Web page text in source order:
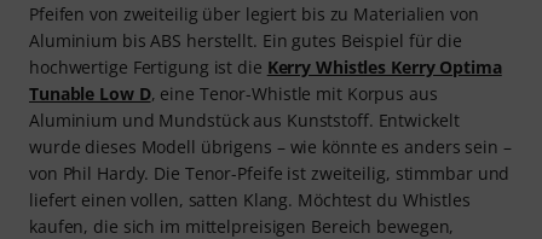
Pfeifen von zweiteilig über legiert bis zu Materialien von
Aluminium bis ABS herstellt. Ein gutes Beispiel für die
hochwertige Fertigung ist die Kerry Whistles Kerry Optima
Tunable Low D, eine Tenor-Whistle mit Korpus aus
Aluminium und Mundstück aus Kunststoff. Entwickelt
wurde dieses Modell übrigens – wie könnte es anders sein –
von Phil Hardy. Die Tenor-Pfeife ist zweiteilig, stimmbar und
liefert einen vollen, satten Klang. Möchtest du Whistles
kaufen, die sich im mittelpreisigen Bereich bewegen,